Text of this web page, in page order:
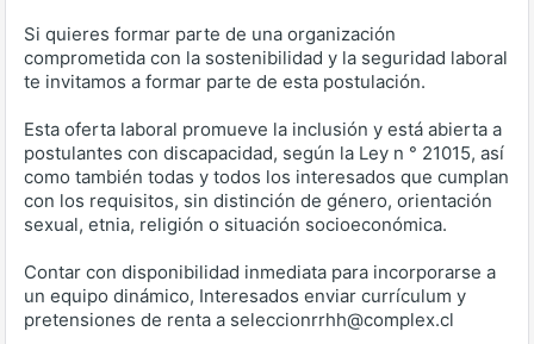
Si quieres formar parte de una organización
comprometida con la sostenibilidad y la seguridad laboral
te invitamos a formar parte de esta postulación.
Esta oferta laboral promueve la inclusión y está abierta a
postulantes con discapacidad, según la Ley n ° 21015, así
como también todas y todos los interesados que cumplan
con los requisitos, sin distinción de género, orientación
sexual, etnia, religión o situación socioeconómica.
Contar con disponibilidad inmediata para incorporarse a
un equipo dinámico, Interesados enviar currículum y
pretensiones de renta a seleccionrrhh@complex.cl